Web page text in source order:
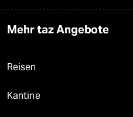
Mehr taz Angebote
Reisen
Kantine